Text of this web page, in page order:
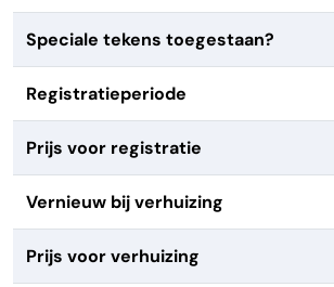
Speciale tekens toegestaan?
Registratieperiode
Prijs voor registratie
Vernieuw bij verhuizing
Prijs voor verhuizing